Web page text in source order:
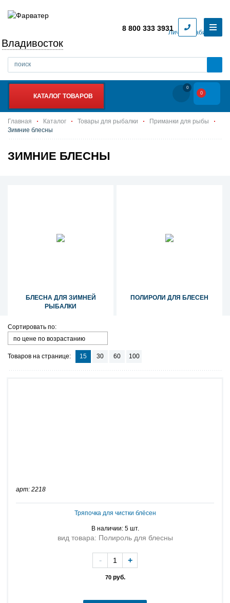
Личный кабинет
Владивосток
8 800 333 3931
КАТАЛОГ ТОВАРОВ
0
0
Главная Каталог Товары для рыбалки
Приманки для рыбы
Зимние блесны
ЗИМНИЕ БЛЕСНЫ
БЛЕСНА ДЛЯ ЗИМНЕЙ
РЫБАЛКИ
ПОЛИРОЛИ ДЛЯ БЛЕСЕН
Сортировать по:
по цене по возрастанию
Товаров на странице: 15 30 60 100
арт: 2218
Тряпочка для чистки блёсен
В наличии: 5 шт.
вид товара: Полироль для блесны
70руб.
- +